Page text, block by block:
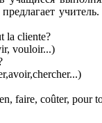
la cliente?
vouloir...)
faire, coûter, pour